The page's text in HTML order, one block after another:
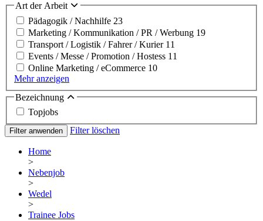
Art der Arbeit
Pädagogik / Nachhilfe 23
Marketing / Kommunikation / PR / Werbung 19
Transport / Logistik / Fahrer / Kurier 11
Events / Messe / Promotion / Hostess 11
Online Marketing / eCommerce 10
Mehr anzeigen
Bezeichnung
Topjobs
Filter anwenden Filter löschen
Home
>
Nebenjob
>
Wedel
>
Trainee Jobs